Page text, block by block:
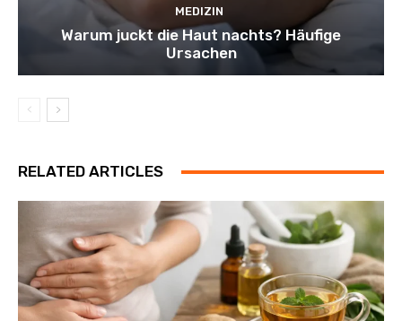
MEDIZIN
Warum juckt die Haut nachts? Häufige
Ursachen
RELATED ARTICLES